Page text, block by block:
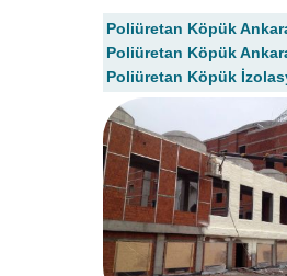
Poliüretan Köpük
Poliüretan Köpük
Poliüretan Köpük